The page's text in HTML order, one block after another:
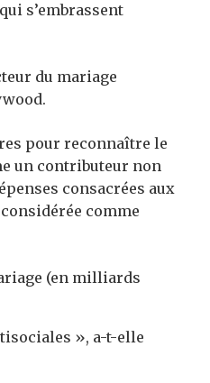
s’embrassent
du mariage
pour reconnaître le
un contributeur non
consacrées aux
comme
», a-t-elle